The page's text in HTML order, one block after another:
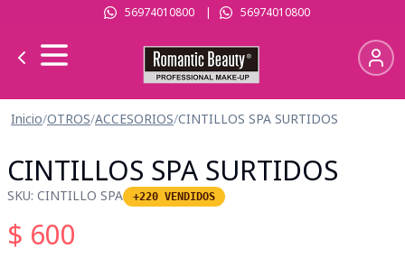
56974010800| 56974010800
Inicio/OTROS/ACCESORIOS/CINTILLOS SPA SURTIDOS
CINTILLOS SPA SURTIDOS
SKU: CINTILLO SPA +220 VENDIDOS
$ 600